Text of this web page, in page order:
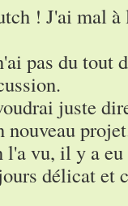
! J'ai mal à
pas du tout
juste
nouveau
l'a vu, il y a eu
délicat et